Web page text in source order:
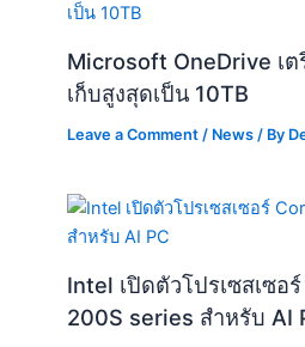
Microsoft OneDrive เ
เก็บสูงสุดเป็น 10TB
Leave a Comment / News / By
Intel เปิดตัวโปรเซสเซอ
200S series สำหรับ AI